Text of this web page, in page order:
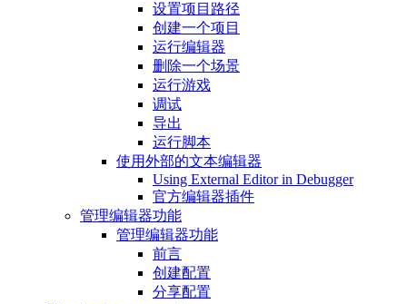
设置项目路径
创建一个项目
运行编辑器
删除一个场景
运行游戏
调试
导出
运行脚本
使用外部的文本编辑器
Using External Editor in Debugger
官方编辑器插件
管理编辑器功能
管理编辑器功能
前言
创建配置
分享配置